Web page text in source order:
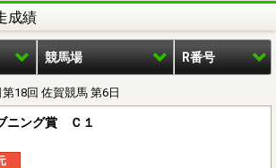
成績
競馬場 R番号
18回 佐賀競馬 第6日
ニング賞 Ｃ１